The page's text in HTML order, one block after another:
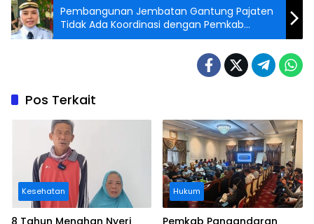
Pembangunan Jembatan Gantung Pajaten
Tidak Ada Koordinasi dengan Pemkab
Pangandaran
Pos Terkait
Kesehatan
8 Tahun Menahan Nyeri
Hukum
Pemkab Pangandaran